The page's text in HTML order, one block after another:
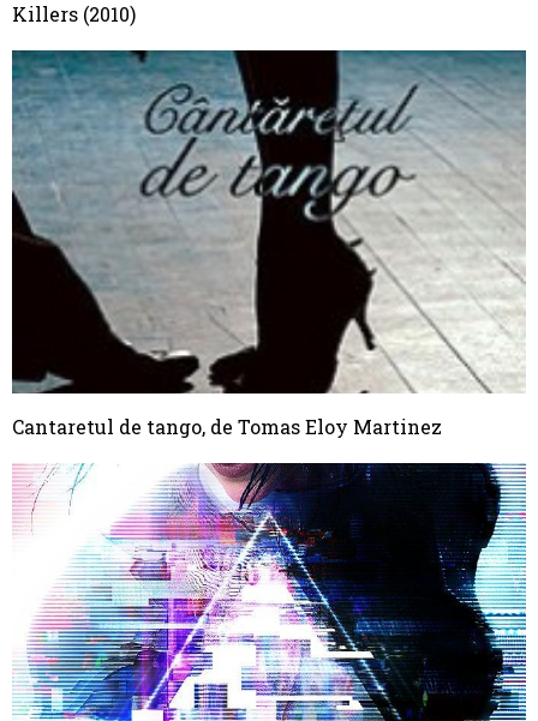
Killers (2010)
Cantaretul de tango, de Tomas Eloy Martinez